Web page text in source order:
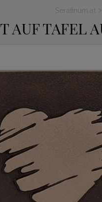
Serafinum.at
AUF TAFEL